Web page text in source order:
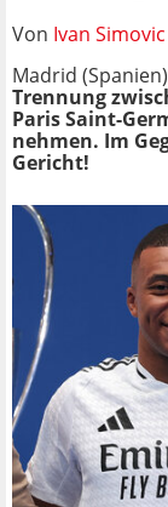
Von Ivan Simovic
Madrid
Trennung
Paris Saint-
nehmen. Im
Gericht!